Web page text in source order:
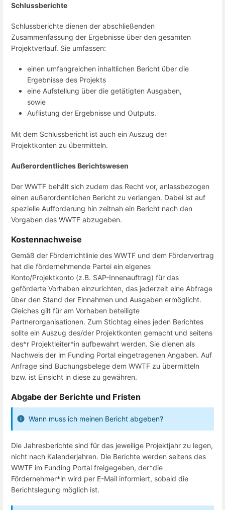
Schlussberichte
Schlussberichte dienen der abschließenden
Zusammenfassung der Ergebnisse über den gesamten
Projektverlauf. Sie umfassen:
einen umfangreichen inhaltlichen Bericht über die
Ergebnisse des Projekts
eine Aufstellung über die getätigten Ausgaben,
sowie
Auflistung der Ergebnisse und Outputs.
Mit dem Schlussbericht ist auch ein Auszug der
Projektkonten zu übermitteln.
Außerordentliches Berichtswesen
Der WWTF behält sich zudem das Recht vor, anlassbezogen
einen außerordentlichen Bericht zu verlangen. Dabei ist auf
spezielle Aufforderung hin zeitnah ein Bericht nach den
Vorgaben des WWTF abzugeben.
Kostennachweise
Gemäß der Förderrichtlinie des WWTF und dem Fördervertrag
hat die fördernehmende Partei ein eigenes
Konto/Projektkonto (z.B. SAP-Innenauftrag) für das
geförderte Vorhaben einzurichten, das jederzeit eine Abfrage
über den Stand der Einnahmen und Ausgaben ermöglicht.
Gleiches gilt für am Vorhaben beteiligte
Partnerorganisationen. Zum Stichtag eines jeden Berichtes
sollte ein Auszug des/der Projektkonten gemacht und seitens
des*r Projektleiter*in aufbewahrt werden. Sie dienen als
Nachweis der im Funding Portal eingetragenen Angaben. Auf
Anfrage sind Buchungsbelege dem WWTF zu übermitteln
bzw. ist Einsicht in diese zu gewähren.
Abgabe der Berichte und Fristen
Wann muss ich meinen Bericht abgeben?
Die Jahresberichte sind für das jeweilige Projektjahr zu legen,
nicht nach Kalenderjahren. Die Berichte werden seitens des
WWTF im Funding Portal freigegeben, der*die
Fördernehmer*in wird per E-Mail informiert, sobald die
Berichtslegung möglich ist.